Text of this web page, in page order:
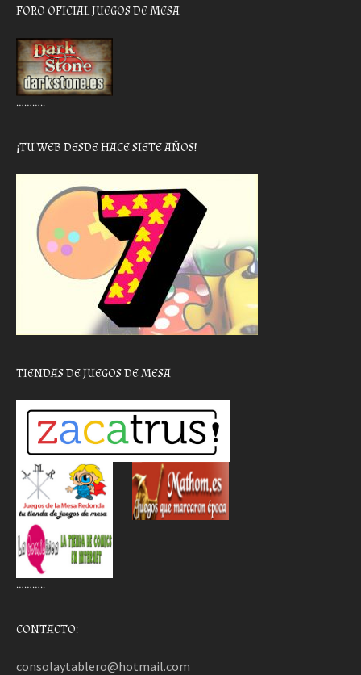
FORO OFICIAL JUEGOS DE MESA
………..
¡TU WEB DESDE HACE SIETE AÑOS!
TIENDAS DE JUEGOS DE MESA
………..
CONTACTO:
consolaytablero@hotmail.com